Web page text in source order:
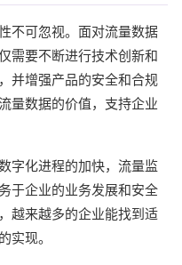
不可忽视。面对流量数据
需要不断进行技术创新和
并增强产品的安全和合规
量数据的价值，支持企业
字化进程的加快，流量监
于企业的业务发展和安全
越来越多的企业能找到适
实现。